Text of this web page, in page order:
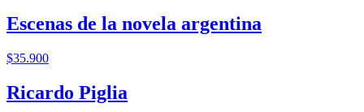
Escenas de la novela argentina
$35.900
Ricardo Piglia